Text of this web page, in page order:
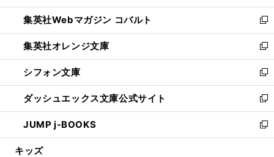
開
く
ウ
で
開
く
ン
ド
ウ
で
開
く
ウ
ィ
ン
ド
ウ
で
開
く
集英社Webマガジン コバルト
新
し
い
ウ
ィ
ン
ド
ウ
で
開
集英社オレンジ文庫
新
し
い
ウ
ィ
ン
ド
ウ
シフォン文庫
新
し
い
ウ
ィ
ン
ダッシュエックス文庫公式サイト
新
し
い
ウ
JUMP j-BOOKS
新
し
キッズ